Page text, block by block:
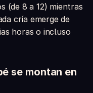
(de 8 a 12) mientras
cría emerge de
horas o incluso
se montan en